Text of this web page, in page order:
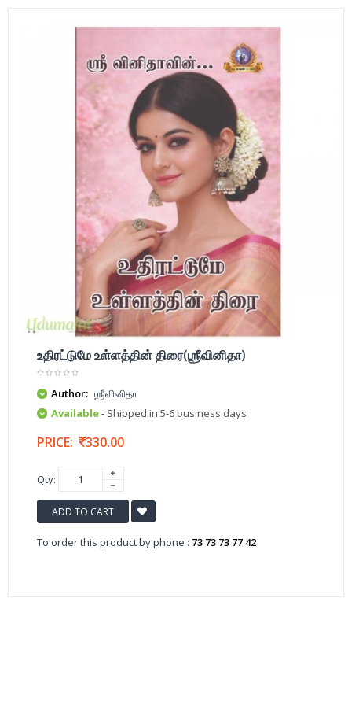
உதிரட்டுமே உள்ளத்தின் திரை(ஶ்ரீவினிதா)
Author: ஶ்ரீவினிதா
Available- Shipped in 5-6 business days
PRICE: 330.00
Qty:
ADD TO CART
To order this product by phone : 73 73 73 77 42